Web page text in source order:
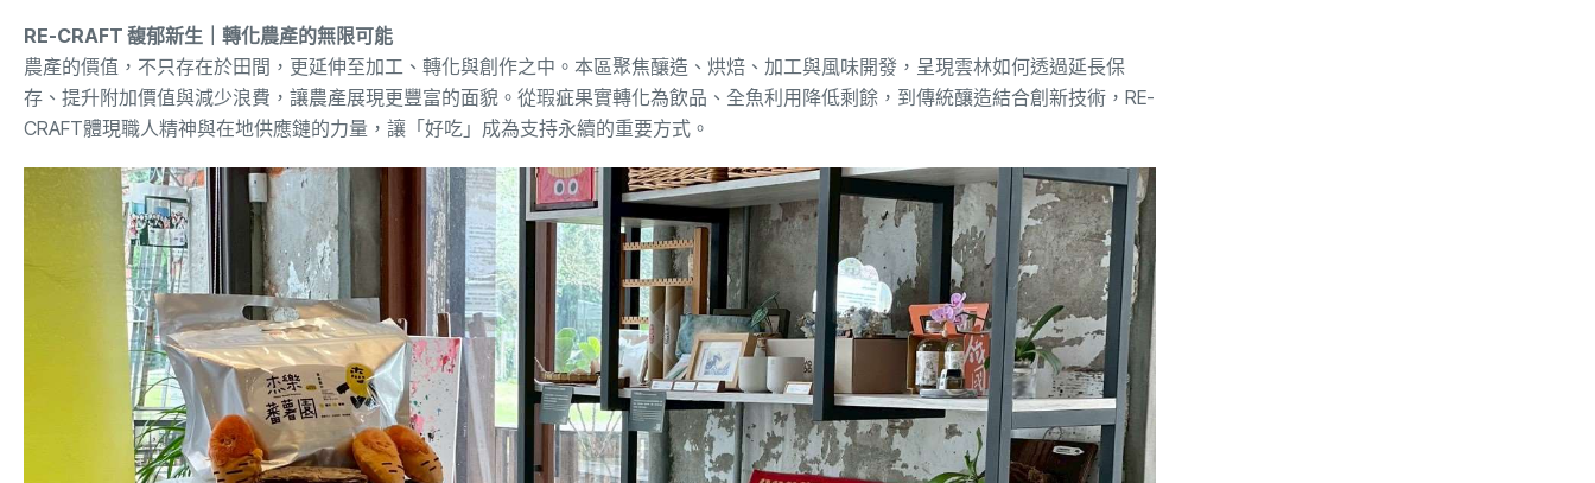
RE-CRAFT 馥郁新生｜轉化農產的無限可能
農產的價值，不只存在於田間，更延伸至加工、轉化與創作之中。本區聚焦釀造、烘焙、加工與風味開發，呈現雲林如何透過延長保
存、提升附加價值與減少浪費，讓農產展現更豐富的面貌。從瑕疵果實轉化為飲品、全魚利用降低剩餘，到傳統釀造結合創新技術，RE-
CRAFT體現職人精神與在地供應鏈的力量，讓「好吃」成為支持永續的重要方式。